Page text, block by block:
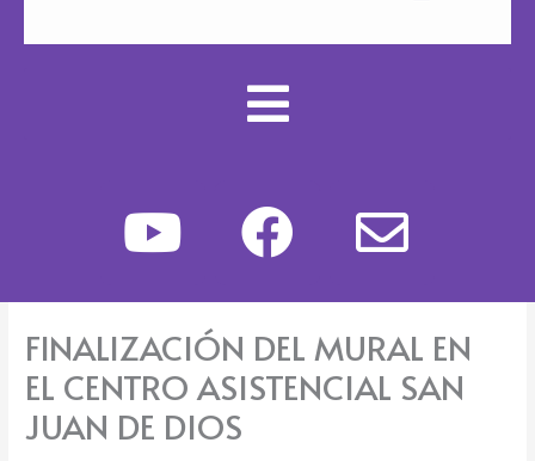
Y
o
u
t
u
F
a
c
e
b
E
n
v
e
l
FINALIZACIÓN DEL MURAL EN
EL CENTRO ASISTENCIAL SAN
JUAN DE DIOS